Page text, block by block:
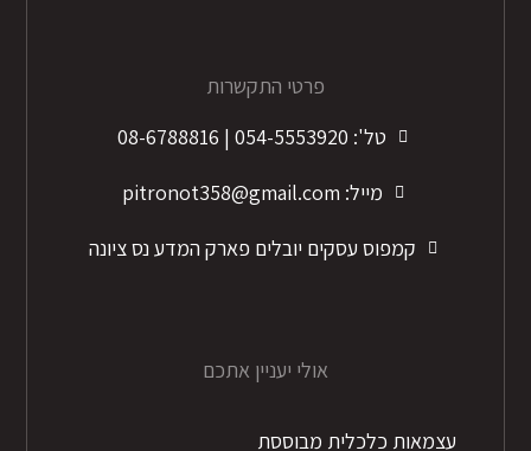
פרטי התקשרות
טל': 054-5553920 | 08-6788816
מייל: pitronot358@gmail.com
קמפוס עסקים יובלים פארק המדע נס ציונה
אולי יעניין אתכם
עצמאות כלכלית מבוססת